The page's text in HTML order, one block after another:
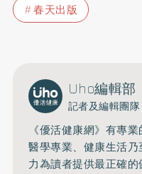
春天出版
Uho編輯部
記者及編輯團隊
《優活健康網》有專
醫學專業、健康生活
力為讀者提供最正確的